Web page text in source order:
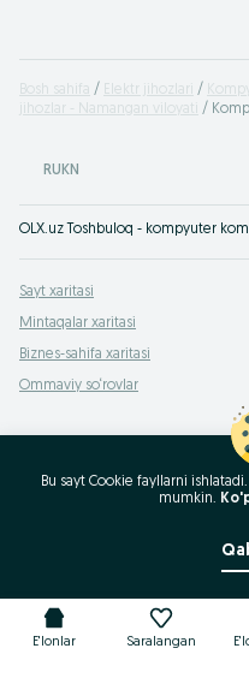
Bosh sahifa Elektr jihozlari
jihozlar - Namangan viloyati
RUKN
Sayt xaritasi
Mintaqalar xaritasi
Biznes-sahifa xaritasi
Ommaviy so‘rovlar
E'lonlar Saralangan
Bu sayt Cookie fayllarni
mumkin.